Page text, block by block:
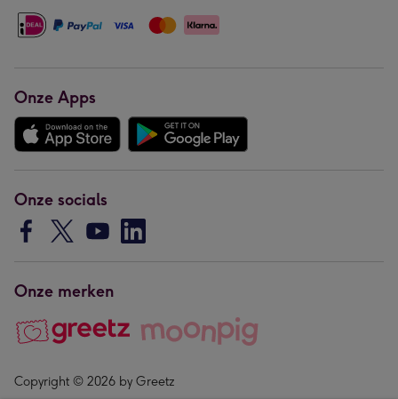
Onze Apps
Onze socials
Onze merken
Copyright © 2026 by Greetz